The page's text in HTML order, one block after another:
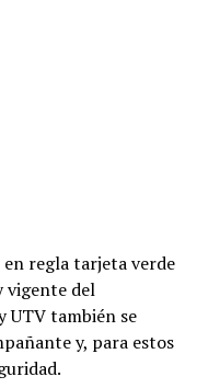
regla tarjeta verde
vigente del
UTV también se
y, para estos